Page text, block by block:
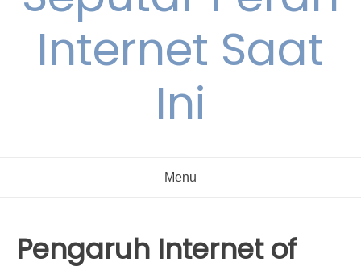
Internet Saat
Ini
Menu
Pengaruh Internet of